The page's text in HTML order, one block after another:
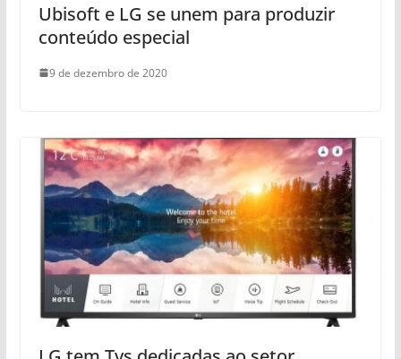
Ubisoft e LG se unem para produzir
conteúdo especial
9 de dezembro de 2020